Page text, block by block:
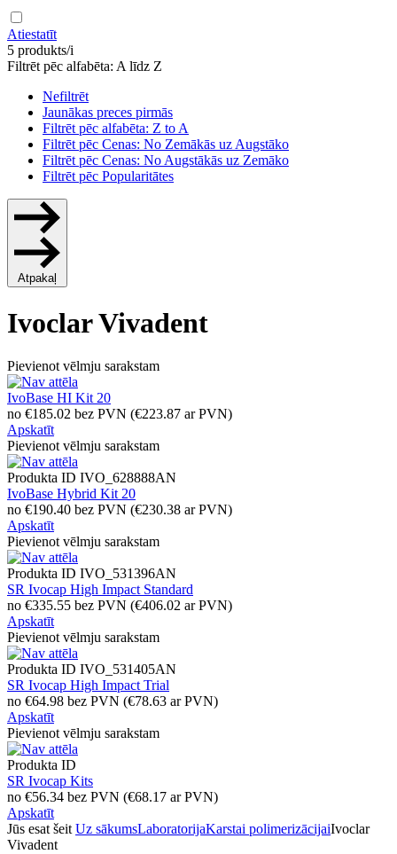
Atiestatīt
5 produkts/i
Filtrēt pēc alfabēta: A līdz Z
Nefiltrēt
Jaunākas preces pirmās
Filtrēt pēc alfabēta: Z to A
Filtrēt pēc Cenas: No Zemākās uz Augstāko
Filtrēt pēc Cenas: No Augstākās uz Zemāko
Filtrēt pēc Popularitātes
Atpakaļ
Ivoclar Vivadent
Pievienot vēlmju sarakstam
IvoBase HI Kit 20
no €185.02 bez PVN (€223.87 ar PVN)
Apskatīt
Pievienot vēlmju sarakstam
Produkta ID IVO_628888AN
IvoBase Hybrid Kit 20
no €190.40 bez PVN (€230.38 ar PVN)
Apskatīt
Pievienot vēlmju sarakstam
Produkta ID IVO_531396AN
SR Ivocap High Impact Standard
no €335.55 bez PVN (€406.02 ar PVN)
Apskatīt
Pievienot vēlmju sarakstam
Produkta ID IVO_531405AN
SR Ivocap High Impact Trial
no €64.98 bez PVN (€78.63 ar PVN)
Apskatīt
Pievienot vēlmju sarakstam
Produkta ID
SR Ivocap Kits
no €56.34 bez PVN (€68.17 ar PVN)
Apskatīt
Jūs esat šeit Uz sākumsLaboratorijaKarstai polimerizācijaiIvoclar
Vivadent